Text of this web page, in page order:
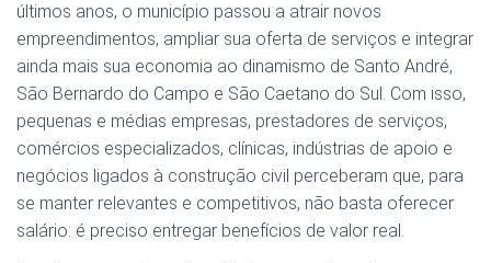
últimos anos, o município passou a atrair novos
empreendimentos, ampliar sua oferta de serviços e integrar
ainda mais sua economia ao dinamismo de Santo André,
São Bernardo do Campo e São Caetano do Sul. Com isso,
pequenas e médias empresas, prestadores de serviços,
comércios especializados, clínicas, indústrias de apoio e
negócios ligados à construção civil perceberam que, para
se manter relevantes e competitivos, não basta oferecer
salário: é preciso entregar benefícios de valor real.